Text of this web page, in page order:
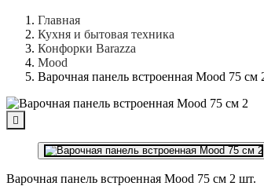
Главная
Кухня и бытовая техника
Конфорки Barazza
Mood
Варочная панель встроенная Mood 75 см

Варочная панель встроенная Mood 75 см 2 шт.